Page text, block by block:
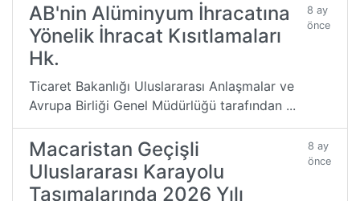
AB'nin Alüminyum İhracatına
Yönelik İhracat Kısıtlamaları
Hk.
8 ay
önce
Ticaret Bakanlığı Uluslararası Anlaşmalar ve
Avrupa Birliği Genel Müdürlüğü tarafından ...
Macaristan Geçişli
Uluslararası Karayolu
Taşımalarında 2026 Yılı
8 ay
önce